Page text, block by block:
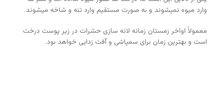
وارد میوه نمیشوند و به صورت مستقیم وارد تنه و شاخه میشوند.
معمولاً اواخر زمستان زمانه لانه سازی حشرات در زیر پوست درخت
است و بهترین زمان برای سمپاشی و آفت زدایی خواهد بود.